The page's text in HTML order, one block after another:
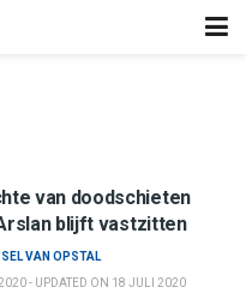
van doodschieten
blijft vastzitten
VAN OPSTAL
- UPDATED ON 18 JULI 2020